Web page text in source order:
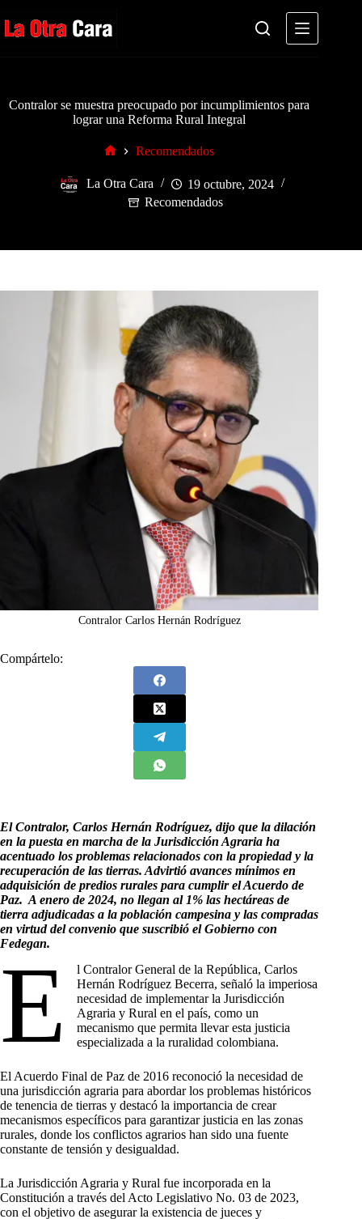
al
contenido
Contralor se muestra preocupado por incumplimientos para
lograr una Reforma Rural Integral
Recomendados
La Otra Cara
19 octubre, 2024
Recomendados
Contralor Carlos Hernán Rodríguez
Compártelo:
El Contralor, Carlos Hernán Rodríguez, dijo que la dilación
en la puesta en marcha de la Jurisdicción Agraria ha
acentuado los problemas relacionados con la propiedad y la
recuperación de las tierras. Advirtió avances mínimos en
adquisición de predios rurales para cumplir el Acuerdo de
Paz. A enero de 2024, no llegan al 1% las hectáreas de
tierra adjudicadas a la población campesina y las compradas
en virtud del convenio que suscribió el Gobierno con
Fedegan.
E
l Contralor General de la República, Carlos
Hernán Rodríguez Becerra, señaló la imperiosa
necesidad de implementar la Jurisdicción
Agraria y Rural en el país, como un
mecanismo que permita llevar esta justicia
especializada a la ruralidad colombiana.
El Acuerdo Final de Paz de 2016 reconoció la necesidad de
una jurisdicción agraria para abordar los problemas históricos
de tenencia de tierras y destacó la importancia de crear
mecanismos específicos para garantizar justicia en las zonas
rurales, donde los conflictos agrarios han sido una fuente
constante de tensión y desigualdad.
La Jurisdicción Agraria y Rural fue incorporada en la
Constitución a través del Acto Legislativo No. 03 de 2023,
con el objetivo de asegurar la existencia de jueces y